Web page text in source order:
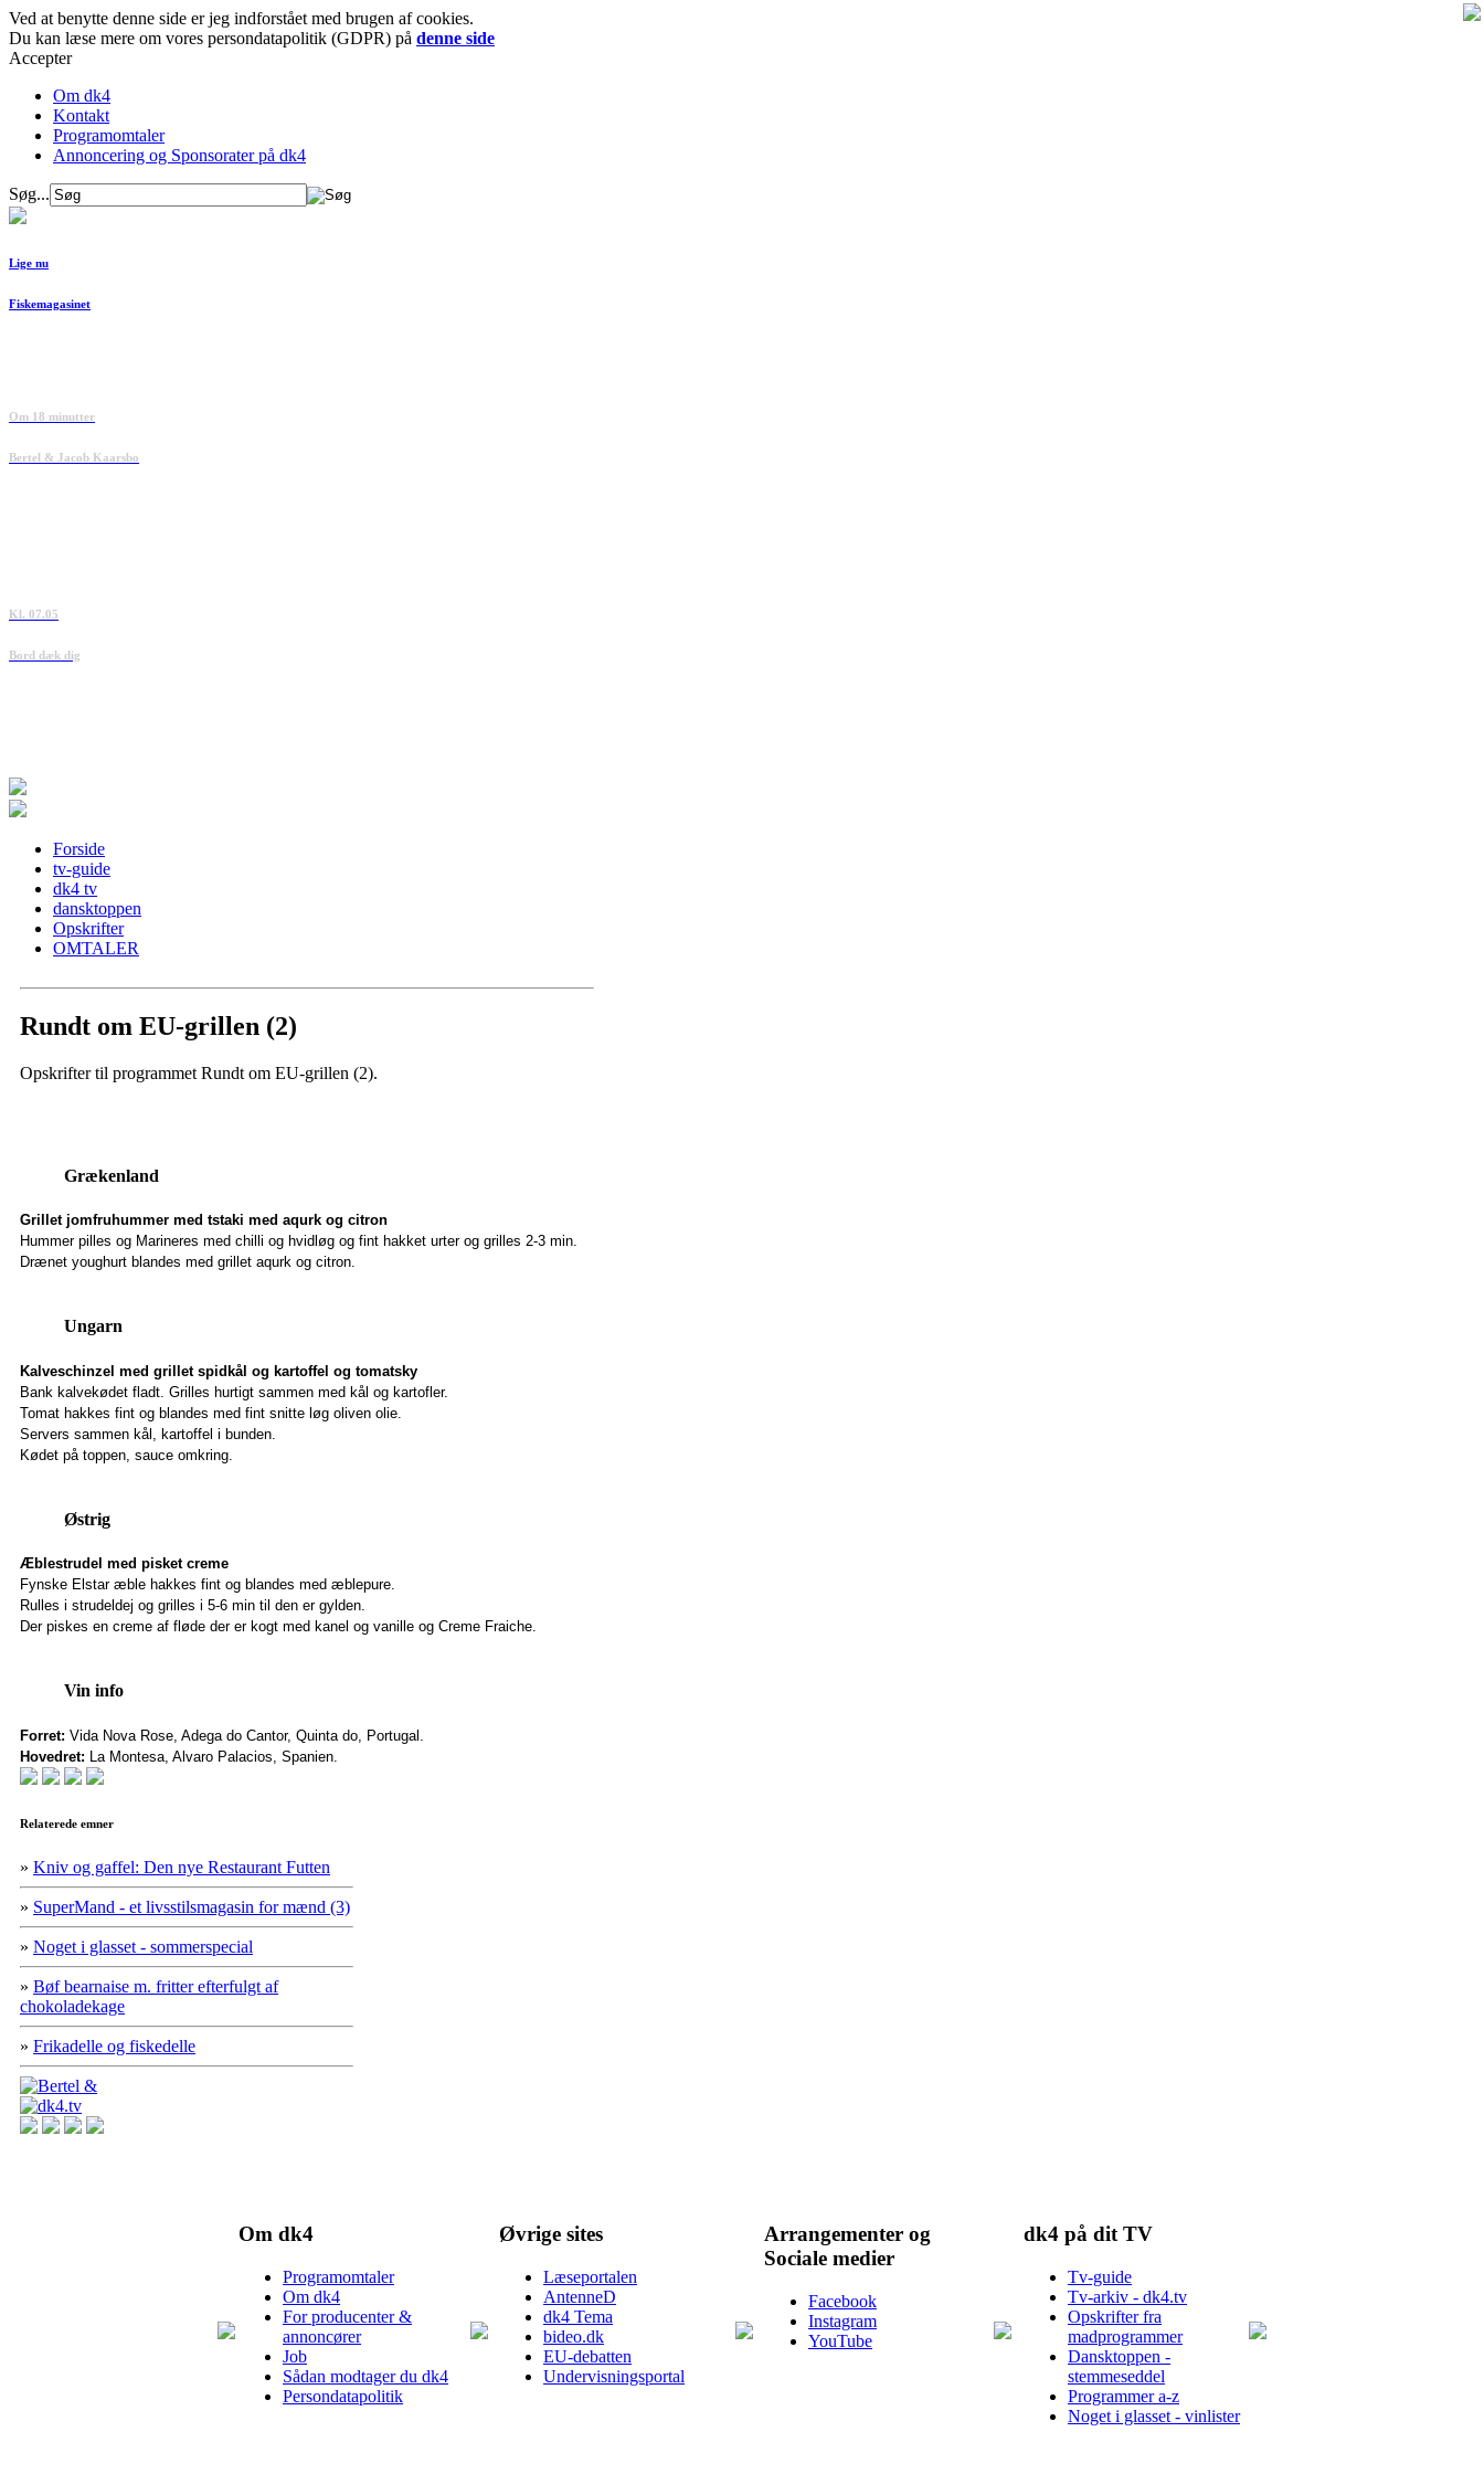
Ved at benytte denne side er jeg indforstået med brugen af cookies.
Du kan læse mere om vores persondatapolitik (GDPR) på denne side
Accepter
Om dk4
Kontakt
Programomtaler
Annoncering og Sponsorater på dk4
Søg...
Lige nu
Fiskemagasinet
Om 18 minutter
Bertel & Jacob Kaarsbo
Kl. 07.05
Bord dæk dig
Forside
tv-guide
dk4 tv
dansktoppen
Opskrifter
OMTALER
Rundt om EU-grillen (2)
Opskrifter til programmet Rundt om EU-grillen (2).
Grækenland
Grillet jomfruhummer med tstaki med aqurk og citron
Hummer pilles og Marineres med chilli og hvidløg og fint hakket urter og grilles 2-3 min.
Drænet youghurt blandes med grillet aqurk og citron.
Ungarn
Kalveschinzel med grillet spidkål og kartoffel og tomatsky
Bank kalvekødet fladt. Grilles hurtigt sammen med kål og kartofler.
Tomat hakkes fint og blandes med fint snitte løg oliven olie.
Servers sammen kål, kartoffel i bunden.
Kødet på toppen, sauce omkring.
Østrig
Æblestrudel med pisket creme
Fynske Elstar æble hakkes fint og blandes med æblepure.
Rulles i strudeldej og grilles i 5-6 min til den er gylden.
Der piskes en creme af fløde der er kogt med kanel og vanille og Creme Fraiche.
Vin info
Forret: Vida Nova Rose, Adega do Cantor, Quinta do, Portugal.
Hovedret: La Montesa, Alvaro Palacios, Spanien.
Relaterede emner
» Kniv og gaffel: Den nye Restaurant Futten
» SuperMand - et livsstilsmagasin for mænd (3)
» Noget i glasset - sommerspecial
» Bøf bearnaise m. fritter efterfulgt af
chokoladekage
» Frikadelle og fiskedelle
Om dk4
Programomtaler
Om dk4
For producenter &
annoncører
Job
Sådan modtager du dk4
Persondatapolitik
Øvrige sites
Læseportalen
AntenneD
dk4 Tema
bideo.dk
EU-debatten
Undervisningsportal
Arrangementer og
Sociale medier
Facebook
Instagram
YouTube
dk4 på dit TV
Tv-guide
Tv-arkiv - dk4.tv
Opskrifter fra
madprogrammer
Dansktoppen -
stemmeseddel
Programmer a-z
Noget i glasset - vinlister